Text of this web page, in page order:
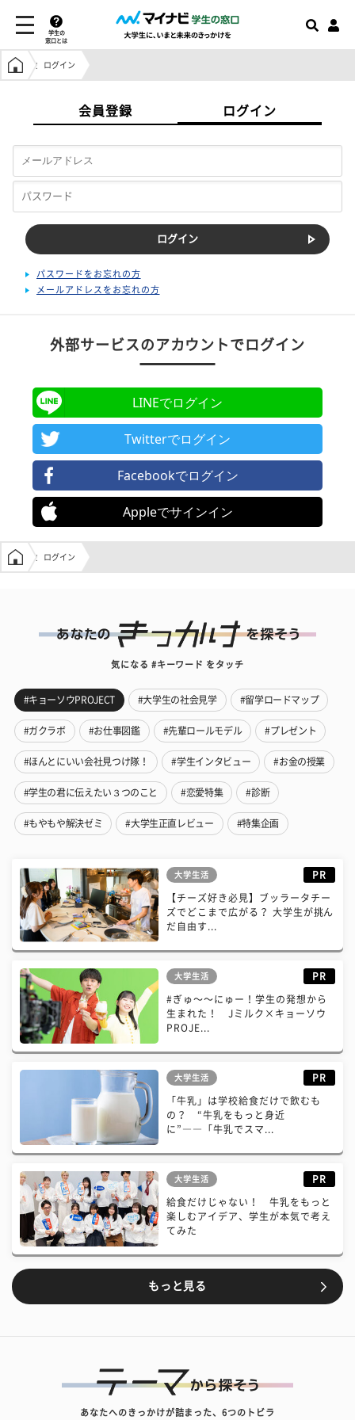
学生の
窓口とは
学生の窓口トップ
ログイン
会員登録 ログイン
パスワードをお忘れの方
メールアドレスをお忘れの方
外部サービスのアカウントでログイン
LINEでログイン
Twitterでログイン
Facebookでログイン
Appleでサインイン
学生の窓口トップ
ログイン
気になる #キーワード をタッチ
#キョーソウPROJECT #大学生の社会見学 #留学ロードマップ
#ガクラボ #お仕事図鑑 #先輩ロールモデル #プレゼント
#ほんとにいい会社見つけ隊！ #学生インタビュー #お金の授業
#学生の君に伝えたい３つのこと #恋愛特集 #診断
#もやもや解決ゼミ #大学生正直レビュー #特集企画
大学生活 PR
【チーズ好き必見】ブッラータチー
ズでどこまで広がる？ 大学生が挑ん
だ自由す...
大学生活 PR
#ぎゅ〜〜にゅー！学生の発想から
生まれた！ Jミルク×キョーソウ
PROJE...
大学生活 PR
「牛乳」は学校給食だけで飲むも
の？ “牛乳をもっと身近
に”――「牛乳でスマ...
大学生活 PR
給食だけじゃない！ 牛乳をもっと
楽しむアイデア、学生が本気で考え
てみた
もっと見る
あなたへのきっかけが詰まった、6つのトビラ